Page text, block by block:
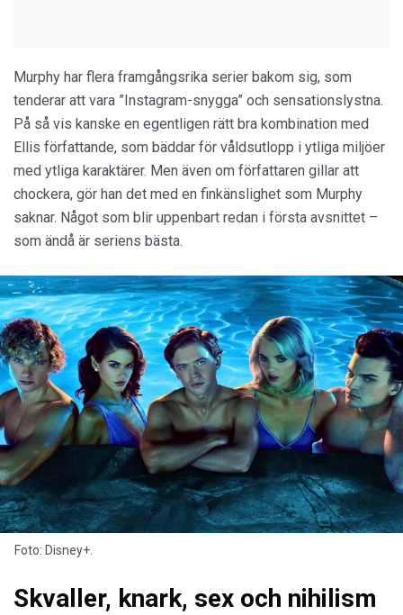
Murphy har flera framgångsrika serier bakom sig, som
tenderar att vara ”Instagram-snygga” och sensationslystna.
På så vis kanske en egentligen rätt bra kombination med
Ellis författande, som bäddar för våldsutlopp i ytliga miljöer
med ytliga karaktärer. Men även om författaren gillar att
chockera, gör han det med en finkänslighet som Murphy
saknar. Något som blir uppenbart redan i första avsnittet –
som ändå är seriens bästa.
Foto: Disney+.
Skvaller, knark, sex och nihilism